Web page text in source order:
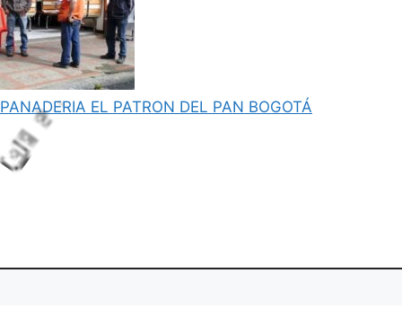
PANADERIA EL PATRON DEL PAN BOGOTÁ
L
o
a
di
n
g
.